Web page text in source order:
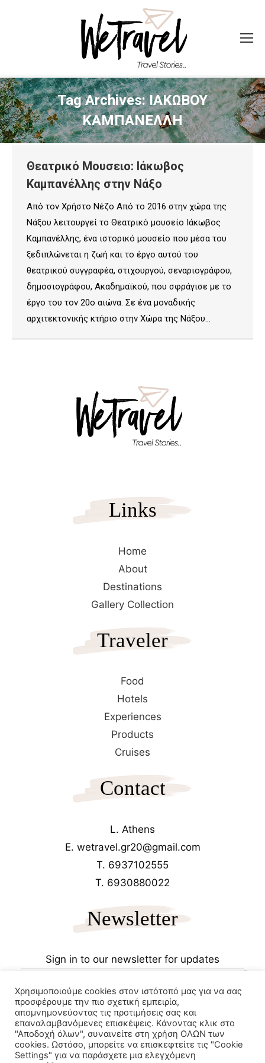
Tag Archives:ΙΑΚΩΒΟΥ
ΚΑΜΠΑΝΕΛΛΗ
Θεατρικό Μουσειο: Ιάκωβος
Καμπανέλλης στην Νάξο
Από τον Χρήστο Νέζο Από το 2016 στην χώρα της
Νάξου λειτουργεί το Θεατρικό μουσείο Ιάκωβος
Καμπανέλλης, ένα ιστορικό μουσείο που μέσα του
ξεδιπλώνεται η ζωή και το έργο αυτού του
θεατρικού συγγραφέα, στιχουργού, σεναριογράφου,
δημοσιογράφου, Ακαδημαϊκού, που σφράγισε με το
έργο του τον 20ο αιώνα. Σε ένα μοναδικής
αρχιτεκτονικής κτήριο στην Χώρα της Νάξου…
Links
Home
About
Destinations
Gallery Collection
Traveler
Food
Hotels
Experiences
Products
Cruises
Contact
L. Athens
E. wetravel.gr20@gmail.com
T. 6937102555
T. 6930880022
Newsletter
Sign in to our newsletter for updates
Copyrights 2025Wetravel.gr
Χρησιμοποιούμε cookies στον ιστότοπό μας για να σας
προσφέρουμε την πιο σχετική εμπειρία,
απομνημονεύοντας τις προτιμήσεις σας και
επαναλαμβανόμενες επισκέψεις. Κάνοντας κλικ στο
"Αποδοχή όλων", συναινείτε στη χρήση ΟΛΩΝ των
cookies. Ωστόσο, μπορείτε να επισκεφτείτε τις "Cookie
Settings" για να παράσχετε μια ελεγχόμενη